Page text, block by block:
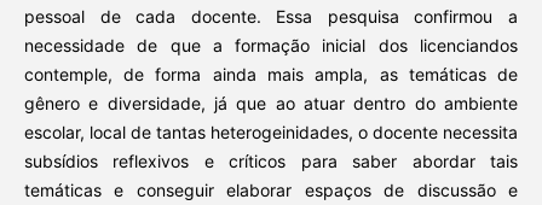
pessoal de cada docente. Essa pesquisa confirmou a
necessidade de que a formação inicial dos licenciandos
contemple, de forma ainda mais ampla, as temáticas de
gênero e diversidade, já que ao atuar dentro do ambiente
escolar, local de tantas heterogeinidades, o docente necessita
subsídios reflexivos e críticos para saber abordar tais
temáticas e conseguir elaborar espaços de discussão e